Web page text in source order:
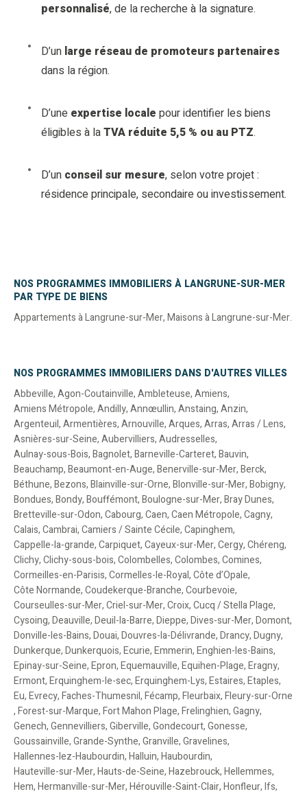
personnalisé, de la recherche à la signature.
D’un large réseau de promoteurs partenaires
dans la région.
D’une expertise locale pour identifier les biens
éligibles à laTVA réduite 5,5 % ou au PTZ.
D’un conseil sur mesure, selon votre projet :
résidence principale, secondaire ou investissement.
NOS PROGRAMMES IMMOBILIERS À LANGRUNE-SUR-MER
PAR TYPE DE BIENS
Appartements à Langrune-sur-Mer,Maisons à Langrune-sur-Mer.
NOS PROGRAMMES IMMOBILIERS DANS D'AUTRES VILLES
Abbeville,Agon-Coutainville,Ambleteuse,Amiens,
Amiens Métropole,Andilly,Annœullin,Anstaing,Anzin,
Argenteuil,Armentières,Arnouville,Arques,Arras,Arras / Lens,
Asnières-sur-Seine,Aubervilliers,Audresselles,
Aulnay-sous-Bois,Bagnolet,Barneville-Carteret,Bauvin,
Beauchamp,Beaumont-en-Auge,Benerville-sur-Mer,Berck,
Béthune,Bezons,Blainville-sur-Orne,Blonville-sur-Mer,Bobigny,
Bondues,Bondy,Bouffémont,Boulogne-sur-Mer,Bray Dunes,
Bretteville-sur-Odon,Cabourg,Caen,Caen Métropole,Cagny,
Calais,Cambrai,Camiers / Sainte Cécile,Capinghem,
Cappelle-la-grande,Carpiquet,Cayeux-sur-Mer,Cergy,Chéreng,
Clichy,Clichy-sous-bois,Colombelles,Colombes,Comines,
Cormeilles-en-Parisis,Cormelles-le-Royal,Côte d’Opale,
Côte Normande,Coudekerque-Branche,Courbevoie,
Courseulles-sur-Mer,Criel-sur-Mer,Croix,Cucq / Stella Plage,
Cysoing,Deauville,Deuil-la-Barre,Dieppe,Dives-sur-Mer,Domont,
Donville-les-Bains,Douai,Douvres-la-Délivrande,Drancy,Dugny,
Dunkerque,Dunkerquois,Ecurie,Emmerin,Enghien-les-Bains,
Epinay-sur-Seine,Epron,Equemauville,Equihen-Plage,Eragny,
Ermont,Erquinghem-le-sec,Erquinghem-Lys,Estaires,Etaples,
Eu,Evrecy,Faches-Thumesnil,Fécamp,Fleurbaix,Fleury-sur-Orne
,Forest-sur-Marque,Fort Mahon Plage,Frelinghien,Gagny,
Genech,Gennevilliers,Giberville,Gondecourt,Gonesse,
Goussainville,Grande-Synthe,Granville,Gravelines,
Hallennes-lez-Haubourdin,Halluin,Haubourdin,
Hauteville-sur-Mer,Hauts-de-Seine,Hazebrouck,Hellemmes,
Hem,Hermanville-sur-Mer,Hérouville-Saint-Clair,Honfleur,Ifs,